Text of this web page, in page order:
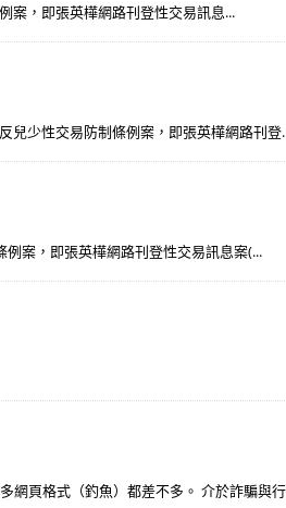
案，即張英樺網路刊登性交易訊息...
兒少性交易防制條例案，即張英樺網路刊登
案，即張英樺網路刊登性交易訊息案(...
網頁格式（釣魚）都差不多。 介於詐騙與